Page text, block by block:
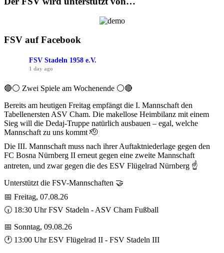
FSV auf Facebook
FSV Stadeln 1958 e.V.
1 day ago
🔴⚪ Zwei Spiele am Wochenende ⚪️🔴
Bereits am heutigen Freitag empfängt die I. Mannschaft den
Tabellenersten ASV Cham. Die makellose Heimbilanz mit einem
Sieg will die Dedaj-Truppe natürlich ausbauen – egal, welche
Mannschaft zu uns kommt 🫡
Die III. Mannschaft muss nach ihrer Auftaktniederlage gegen den
FC Bosna Nürnberg II erneut gegen eine zweite Mannschaft
antreten, und zwar gegen die des ESV Flügelrad Nürnberg ☝️
Unterstützt die FSV-Mannschaften 🤝
📅 Freitag, 07.08.26
🕡 18:30 Uhr FSV Stadeln - ASV Cham Fußball
📅 Sonntag, 09.08.26
🕐 13:00 Uhr ESV Flügelrad II - FSV Stadeln III